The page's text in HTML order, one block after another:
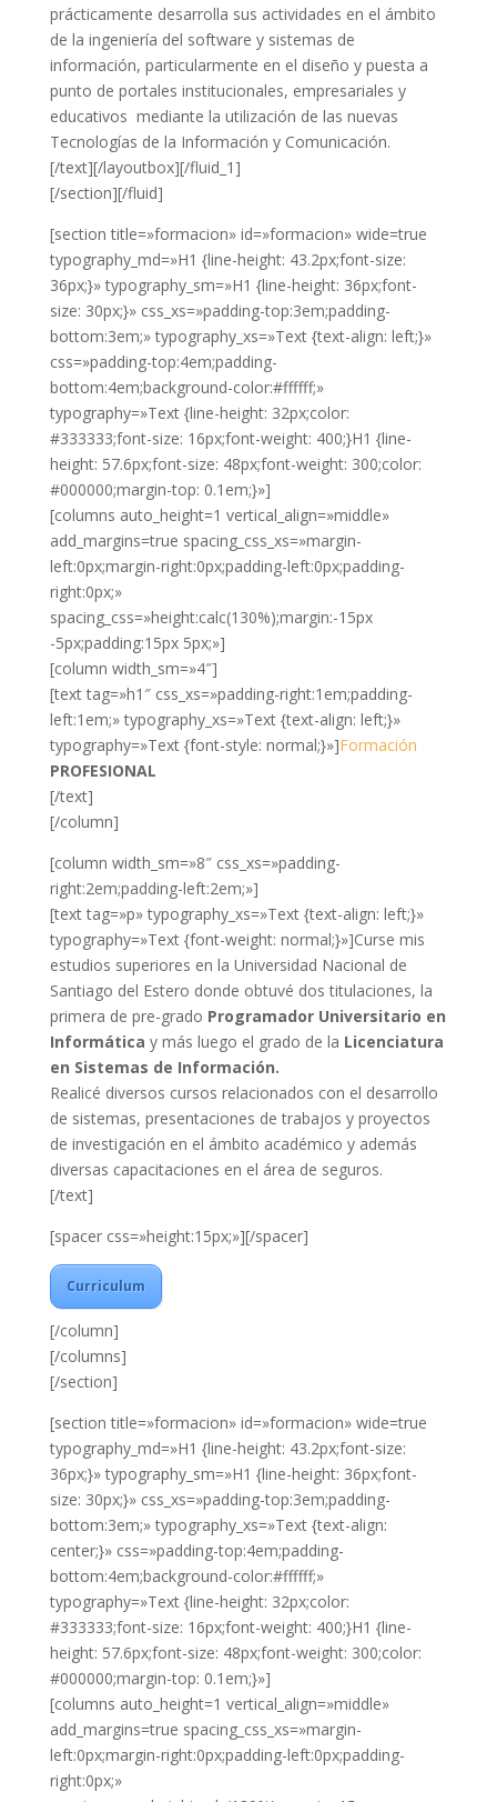
prácticamente desarrolla sus actividades en el ámbito
de la ingeniería del software y sistemas de
información, particularmente en el diseño y puesta a
punto de portales institucionales, empresariales y
educativos mediante la utilización de las nuevas
Tecnologías de la Información y Comunicación.
[/text][/layoutbox][/fluid_1]
[/section][/fluid]
[section title=»formacion» id=»formacion» wide=true
typography_md=»H1 {line-height: 43.2px;font-size:
36px;}» typography_sm=»H1 {line-height: 36px;font-
size: 30px;}» css_xs=»padding-top:3em;padding-
bottom:3em;» typography_xs=»Text {text-align: left;}»
css=»padding-top:4em;padding-
bottom:4em;background-color:#ffffff;»
typography=»Text {line-height: 32px;color:
#333333;font-size: 16px;font-weight: 400;}H1 {line-
height: 57.6px;font-size: 48px;font-weight: 300;color:
#000000;margin-top: 0.1em;}»]
[columns auto_height=1 vertical_align=»middle»
add_margins=true spacing_css_xs=»margin-
left:0px;margin-right:0px;padding-left:0px;padding-
right:0px;»
spacing_css=»height:calc(130%);margin:-15px
-5px;padding:15px 5px;»]
[column width_sm=»4″]
[text tag=»h1″ css_xs=»padding-right:1em;padding-
left:1em;» typography_xs=»Text {text-align: left;}»
typography=»Text {font-style: normal;}»]Formación
PROFESIONAL
[/text]
[/column]
[column width_sm=»8″ css_xs=»padding-
right:2em;padding-left:2em;»]
[text tag=»p» typography_xs=»Text {text-align: left;}»
typography=»Text {font-weight: normal;}»]Curse mis
estudios superiores en la Universidad Nacional de
Santiago del Estero donde obtuvé dos titulaciones, la
primera de pre-grado Programador Universitario en
Informática y más luego el grado de la Licenciatura
en Sistemas de Información.
Realicé diversos cursos relacionados con el desarrollo
de sistemas, presentaciones de trabajos y proyectos
de investigación en el ámbito académico y además
diversas capacitaciones en el área de seguros.
[/text]
[spacer css=»height:15px;»][/spacer]
Curriculum
[/column]
[/columns]
[/section]
[section title=»formacion» id=»formacion» wide=true
typography_md=»H1 {line-height: 43.2px;font-size:
36px;}» typography_sm=»H1 {line-height: 36px;font-
size: 30px;}» css_xs=»padding-top:3em;padding-
bottom:3em;» typography_xs=»Text {text-align:
center;}» css=»padding-top:4em;padding-
bottom:4em;background-color:#ffffff;»
typography=»Text {line-height: 32px;color:
#333333;font-size: 16px;font-weight: 400;}H1 {line-
height: 57.6px;font-size: 48px;font-weight: 300;color:
#000000;margin-top: 0.1em;}»]
[columns auto_height=1 vertical_align=»middle»
add_margins=true spacing_css_xs=»margin-
left:0px;margin-right:0px;padding-left:0px;padding-
right:0px;»